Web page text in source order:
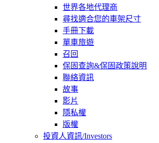
世界各地代理商
尋找適合您的車架尺寸
手冊下載
單車旅遊
召回
保固查詢&保固政策說明
聯絡資訊
故事
影片
隱私權
版權
投資人資訊/Investors